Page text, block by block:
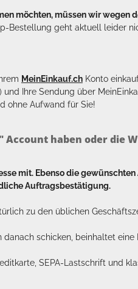
möchten, müssen wir wegen
Bestellung geht aktuell leider
MeinEinkauf.ch Konto
) und Ihre Sendung über
ohne Aufwand für Sie!
haben oder die
mit. Ebenso die
Auftragsbestätigung.
zu den üblichen
schicken, beinhaltet
SEPA-Lastschrift und